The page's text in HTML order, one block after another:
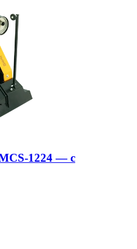
1224 — c